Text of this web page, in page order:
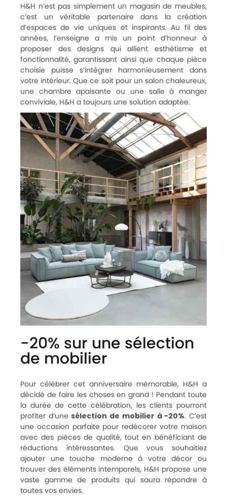
H&H n’est pas simplement un magasin de meubles,
c’est un véritable partenaire dans la création
d’espaces de vie uniques et inspirants. Au fil des
années, l’enseigne a mis un point d’honneur à
proposer des designs qui allient esthétisme et
fonctionnalité, garantissant ainsi que chaque pièce
choisie puisse s’intégrer harmonieusement dans
votre intérieur. Que ce soit pour un salon chaleureux,
une chambre apaisante ou une salle à manger
conviviale, H&H a toujours une solution adaptée.
-20% sur une sélection
de mobilier
Pour célébrer cet anniversaire mémorable, H&H a
décidé de faire les choses en grand ! Pendant toute
la durée de cette célébration, les clients pourront
profiter d’unesélection de mobilier à -20%. C’est
une occasion parfaite pour redécorer votre maison
avec des pièces de qualité, tout en bénéficiant de
réductions intéressantes. Que vous souhaitiez
ajouter une touche moderne à votre décor ou
trouver des éléments intemporels, H&H propose une
vaste gamme de produits qui saura répondre à
toutes vos envies.